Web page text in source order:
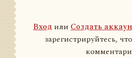
Вход или Создать
зарегистрируйтесь,